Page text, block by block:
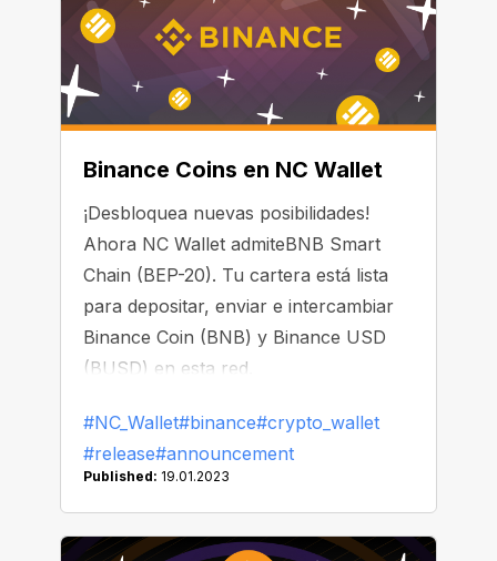
Binance Coins en NC Wallet
¡Desbloquea nuevas posibilidades!
Ahora NC Wallet admiteBNB Smart
Chain (BEP-20). Tu cartera está lista
para depositar, enviar e intercambiar
Binance Coin (BNB) y Binance USD
(BUSD) en esta red.
#NC_Wallet#binance#crypto_wallet
#release#announcement
Published: 19.01.2023